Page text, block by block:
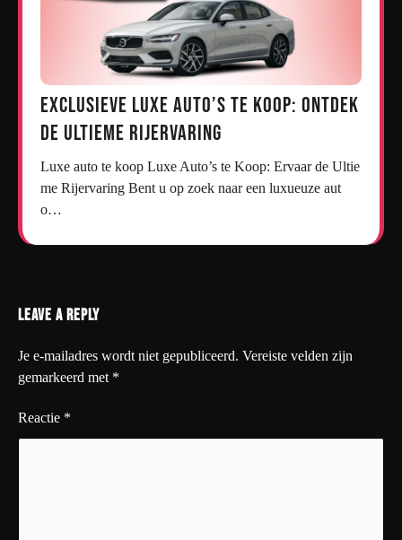
Exclusieve Luxe Auto’s te Koop: Ontdek
de Ultieme Rijervaring
Luxe auto te koop Luxe Auto’s te Koop: Ervaar de Ultie
me Rijervaring Bent u op zoek naar een luxueuze aut
o…
Leave a Reply
Je e-mailadres wordt niet gepubliceerd. Vereiste velden zijn
gemarkeerd met *
Reactie *